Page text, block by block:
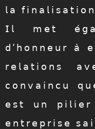
𝗅𝖺
𝖨𝗅 𝗆𝖾𝗍
𝖽’𝗁𝗈𝗇𝗇𝖾𝗎𝗋 𝖺̀
𝗋𝖾𝗅𝖺𝗍𝗂𝗈𝗇𝗌
𝖼𝗈𝗇𝗏𝖺𝗂𝗇𝖼𝗎
𝖾𝗌𝗍 𝗎𝗇
𝖾𝗇𝗍𝗋𝖾𝗉𝗋𝗂𝗌𝖾